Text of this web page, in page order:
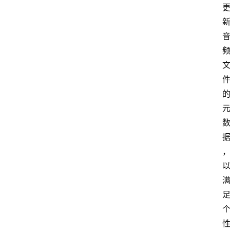
更
新
音
频
文
件
的
元
数
据
，
以
满
足
个
性